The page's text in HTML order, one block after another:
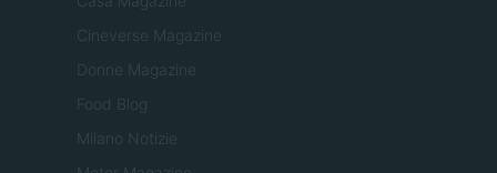
Cineverse Magazine
Donne Magazine
Food Blog
Milano Notizie